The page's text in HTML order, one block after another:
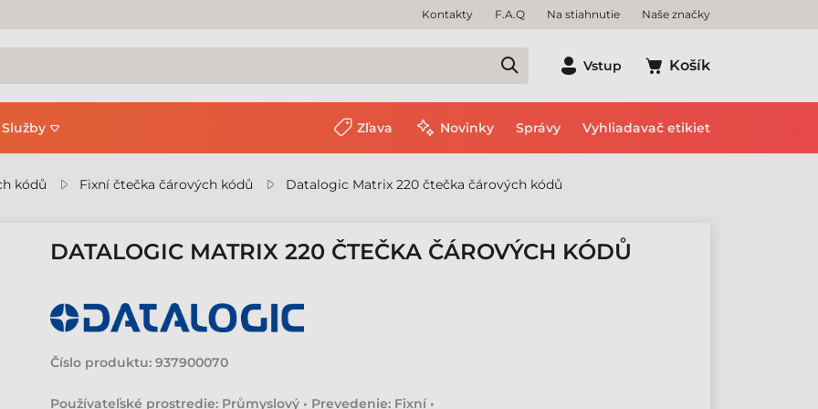
Kontakty F.A.Q Na stiahnutie Naše značky
Vstup Košík
Služby Zľava Novinky Správy Vyhliadavač etikiet
kódů Fixní čtečka čárových kódů Datalogic Matrix 220 čtečka čárových kódů
DATALOGIC MATRIX 220 ČTEČKA ČÁROVÝCH KÓDŮ
Číslo produktu: 937900070
Používateľské prostredie: Průmyslový • Prevedenie: Fixní •